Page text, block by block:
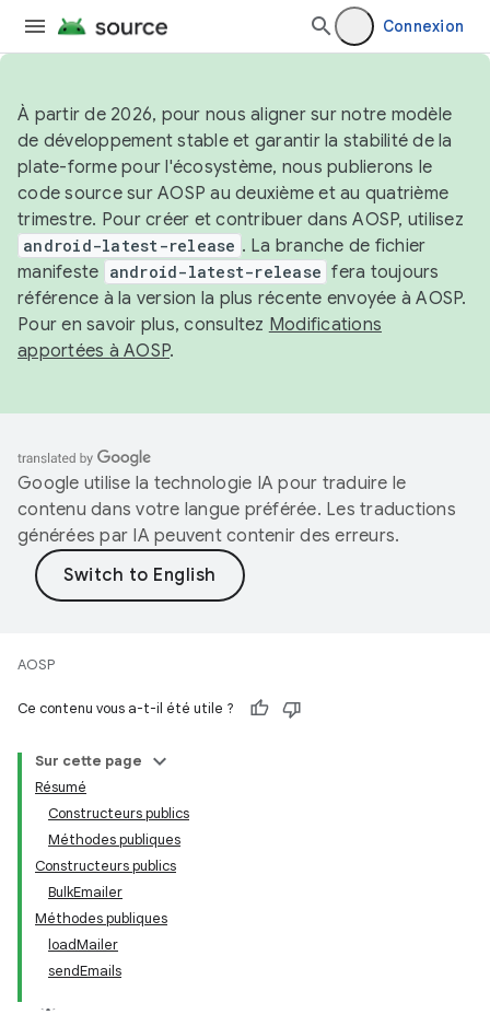
Connexion
À partir de 2026, pour nous aligner sur notre modèle
de développement stable et garantir la stabilité de la
plate-forme pour l'écosystème, nous publierons le
code source sur AOSP au deuxième et au quatrième
trimestre. Pour créer et contribuer dans AOSP, utilisez
android-latest-release . La branche de fichier
manifeste android-latest-release fera toujours
référence à la version la plus récente envoyée à AOSP.
Pour en savoir plus, consultez Modifications
apportées à AOSP.
Google utilise la technologie IA pour traduire le
contenu dans votre langue préférée. Les traductions
générées par IA peuvent contenir des erreurs.
AOSP
Ce contenu vous a-t-il été utile ?
Sur cette page
Résumé
Constructeurs publics
Méthodes publiques
Constructeurs publics
BulkEmailer
Méthodes publiques
loadMailer
sendEmails